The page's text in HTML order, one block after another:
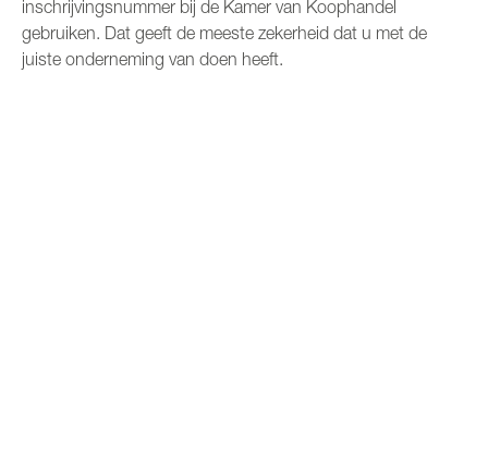
inschrijvingsnummer bij de Kamer van Koophandel
gebruiken. Dat geeft de meeste zekerheid dat u met de
juiste onderneming van doen heeft.